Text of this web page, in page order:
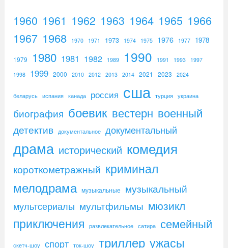
1960 1961 1962 1963 1964 1965 1966
1967 1968 1970 1971 1973 1974 1975 1976 1977 1978
1979 1980 1981 1982 1989 1990 1991 1993
1997
1998
1999 2000 2010 2012 2013 2014 2021 2023 2024
беларусь испания канада россия сша турция украина
биография боевик вестерн военный
детектив документальное документальный
драма исторический комедия
короткометражный криминал
мелодрама музыкальные музыкальный
мультсериалы мультфильмы мюзикл
приключения развлекательное сатира семейный
скетч-шоу спорт ток-шоу триллер ужасы